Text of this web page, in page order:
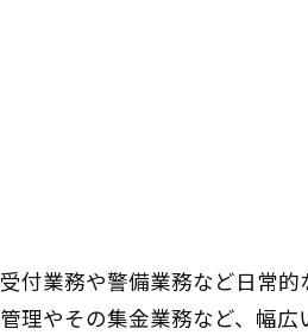
受付業務や警備業務など日常
管理やその集金業務など、幅広